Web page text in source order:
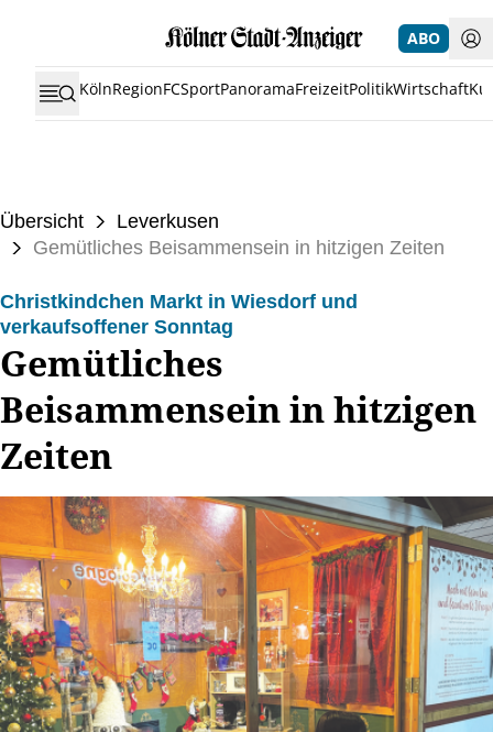
ABO
KölnRegionFCSportPanoramaFreizeitPolitikWirtschaft
Übersicht
Leverkusen
Gemütliches Beisammensein in hitzigen Zeiten
Christkindchen Markt in Wiesdorf und
verkaufsoffener Sonntag
Gemütliches
Beisammensein in hitzigen
Zeiten